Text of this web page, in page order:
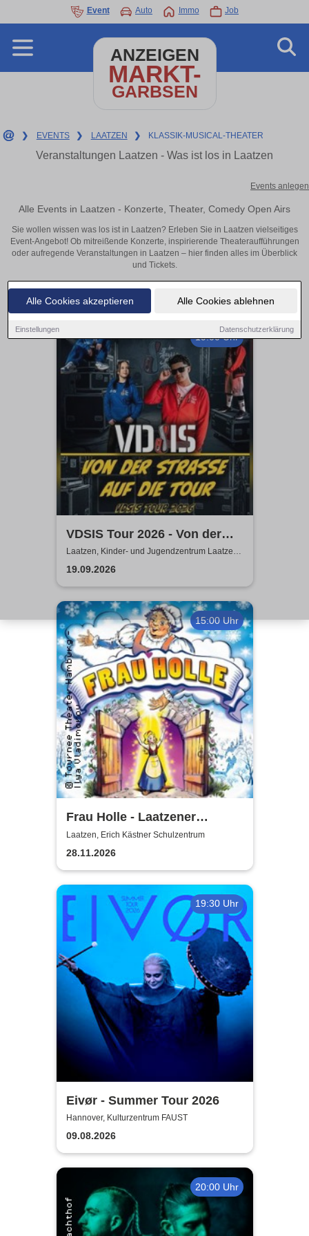
Alle Cookies akzeptieren Alle Cookies ablehnen
Einstellungen Datenschutzerklärung
Event Auto Immo Job
ANZEIGEN
MARKT-
GARBSEN
❯ EVENTS ❯ LAATZEN ❯ KLASSIK-MUSICAL-THEATER
Veranstaltungen Laatzen - Was ist los in Laatzen
Events anlegen
Alle Events in Laatzen - Konzerte, Theater, Comedy Open Airs
Sie wollen wissen was los ist in Laatzen? Erleben Sie in Laatzen vielseitiges
Event-Angebot! Ob mitreißende Konzerte, inspirierende Theateraufführungen
oder aufregende Veranstaltungen in Laatzen – hier finden alles im Überblick
und Tickets.
19:00 Uhr
VDSIS Tour 2026 - Von der
Strasse auf die Tour
Laatzen, Kinder- und Jugendzentrum Laatzen
KiJuZ
19.09.2026
15:00 Uhr
Frau Holle - Laatzener
Weihnachtsmärchen 2026
Laatzen, Erich Kästner Schulzentrum
28.11.2026
19:30 Uhr
Eivør - Summer Tour 2026
Hannover, Kulturzentrum FAUST
09.08.2026
20:00 Uhr